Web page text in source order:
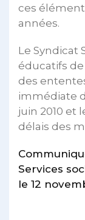
ces
années.
Le Syndicat
éducatifs de
des
immédiate
juin 2010 et
délais des
Services
le 12